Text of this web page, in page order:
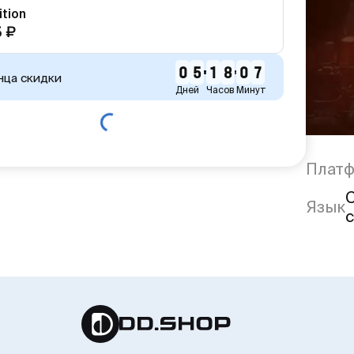
₽
скидки 0 5
Дней
1 8
Часов
0 7
Минут
Язык